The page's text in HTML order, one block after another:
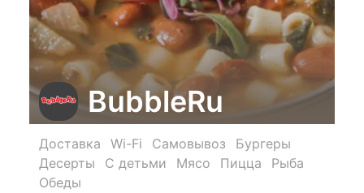
BubbleRu
Доставка Wi-Fi Самовывоз
Бургеры
Десерты
С детьми Мясо Пицца
Рыба
Обеды